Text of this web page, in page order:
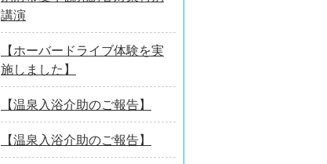
講演
【ホーバードライブ体験を実
施しました】
【温泉入浴介助のご報告】
【温泉入浴介助のご報告】